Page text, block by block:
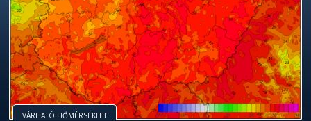
VÁRHATÓ HŐMÉRSÉKLET